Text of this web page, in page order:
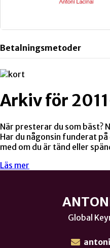
Betalningsmetoder
Arkiv för
När presterar du som bäst?
Har du någonsin funderat
med om du är tänd eller
Läs mer
Global